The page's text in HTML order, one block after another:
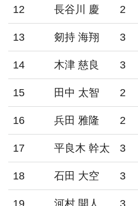
12 長谷川 慶 2
13 剱持 海翔 3
14 木津 慈良 3
15 田中 太智 2
16 兵田 雅隆 2
17 平良木 幹太 3
18 石田 大空 3